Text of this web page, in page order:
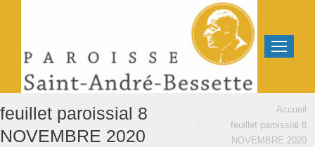
feuillet paroissial 8
NOVEMBRE 2020
Accueil
feuillet paroissial 8
NOVEMBRE 2020